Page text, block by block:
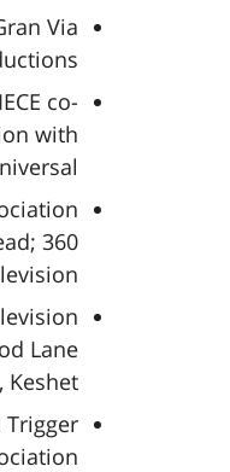
Via
co-
with
360
Lane
Keshet
Trigger